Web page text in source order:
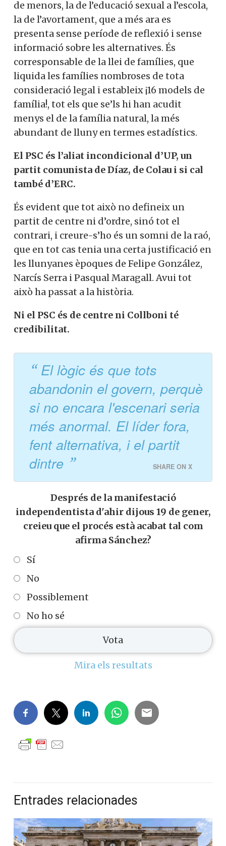
de menors, la de l’educació sexual a l’escola,
la de l’avortament, que a més ara es
presenta sense període de reflexió i sense
informació sobre les alternatives. És
corresponsable de la llei de famílies, que
liquida les famílies nombroses de tota
consideració legal i estableix ¡16 models de
família!, tot els que se’ls hi han acudit
menys el de la família natural, la més
abundant de lluny en termes estadístics.
El PSC és l’aliat incondicional d’UP, un
partit comunista de Díaz, de Colau i si cal
també d’ERC.
És evident que tot això no defineix un
partit de centre ni d’ordre, sinó tot el
contrari, i creure-s’ho és un somni de la raó,
que en tot cas tenia una certa justificació en
les llunyanes èpoques de Felipe González,
Narcís Serra i Pasqual Maragall. Avui tot
això ha passat a la història.
Ni el PSC és de centre ni Collboni té
credibilitat.
El lògic és que tots
abandonin el govern, perquè
si no encara l'escenari seria
més anormal. El líder fora,
fent alternativa, i el partit
dintre
SHARE ON X
Després de la manifestació
independentista d'ahir dijous 19 de gener,
creieu que el procés està acabat tal com
afirma Sánchez?
Sí
No
Possiblement
No ho sé
Mira els resultats
Entrades relacionades